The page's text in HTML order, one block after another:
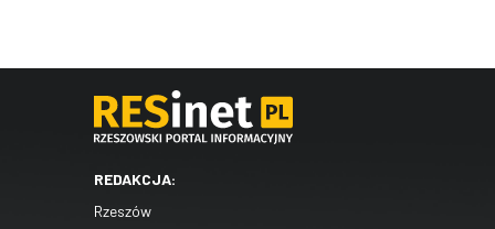
REDAKCJA:
Rzeszów